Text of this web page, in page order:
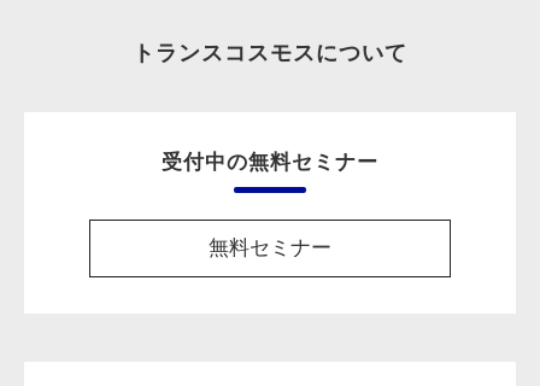
トランスコスモスについて
受付中の無料セミナー
無料セミナー